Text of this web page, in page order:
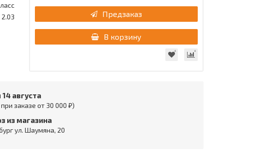
2.03
Предзаказ
В корзину
августа
заказе от 30 000 ₽)
из магазина
ул. Шаумяна, 20